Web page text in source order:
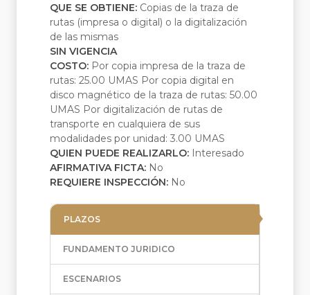
QUE SE OBTIENE: Copias de la traza de
rutas (impresa o digital) o la digitalización
de las mismas
SIN VIGENCIA
COSTO: Por copia impresa de la traza de
rutas: 25.00 UMAS Por copia digital en
disco magnético de la traza de rutas: 50.00
UMAS Por digitalización de rutas de
transporte en cualquiera de sus
modalidades por unidad: 3.00 UMAS
QUIEN PUEDE REALIZARLO: Interesado
AFIRMATIVA FICTA: No
REQUIERE INSPECCIÓN: No
PLAZOS
FUNDAMENTO JURIDICO
ESCENARIOS